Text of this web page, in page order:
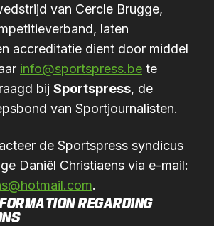
van Cercle Brugge,
laten
accreditatie dient door middel
info@sportspress.be te
bij Sportspress, de
van Sportjournalisten.
de Sportspress syndicus
Daniël Christiaens via e-mail:
.
REGARDING